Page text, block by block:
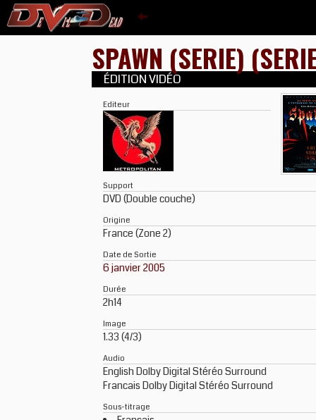
SPAWN (SERIE)
ÉDITION VIDÉO
Editeur
Support
DVD (Double couche)
Origine
France (Zone 2)
Date de Sortie
6 janvier 2005
Durée
2h14
Image
1.33 (4/3)
Audio
English Dolby Digital Stéréo Surround
Francais Dolby Digital Stéréo Surround
Sous-titrage